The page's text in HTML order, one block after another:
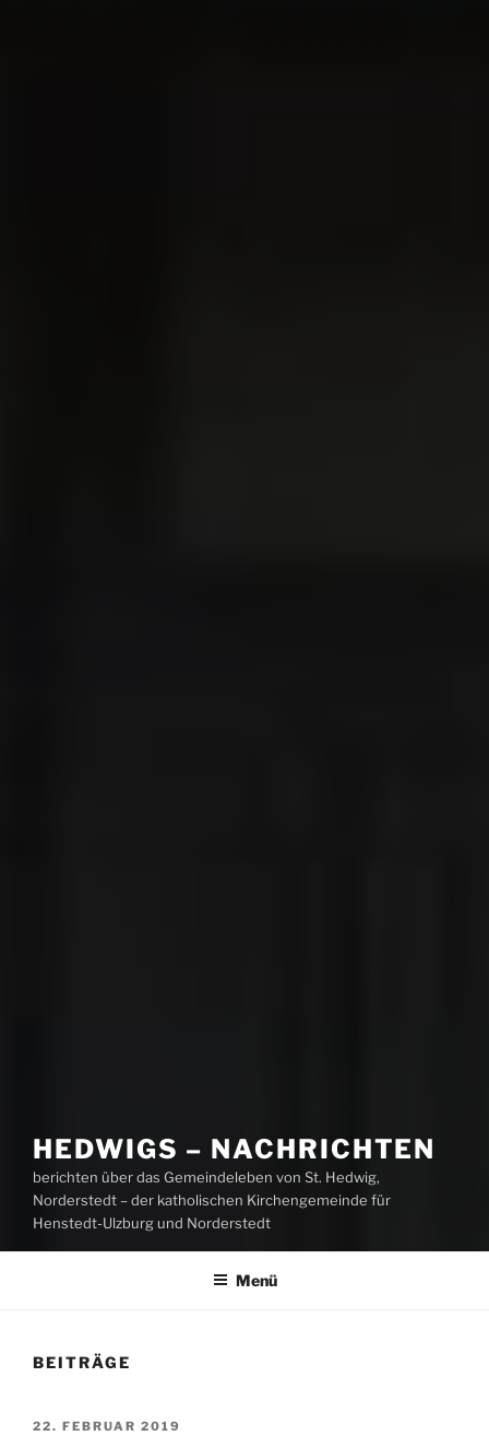
HEDWIGS – NACHRICHTEN
berichten über das Gemeindeleben von St. Hedwig,
Norderstedt – der katholischen Kirchengemeinde für
Henstedt-Ulzburg und Norderstedt
Menü
BEITRÄGE
VERÖFFENTLICHT
22. FEBRUAR 2019